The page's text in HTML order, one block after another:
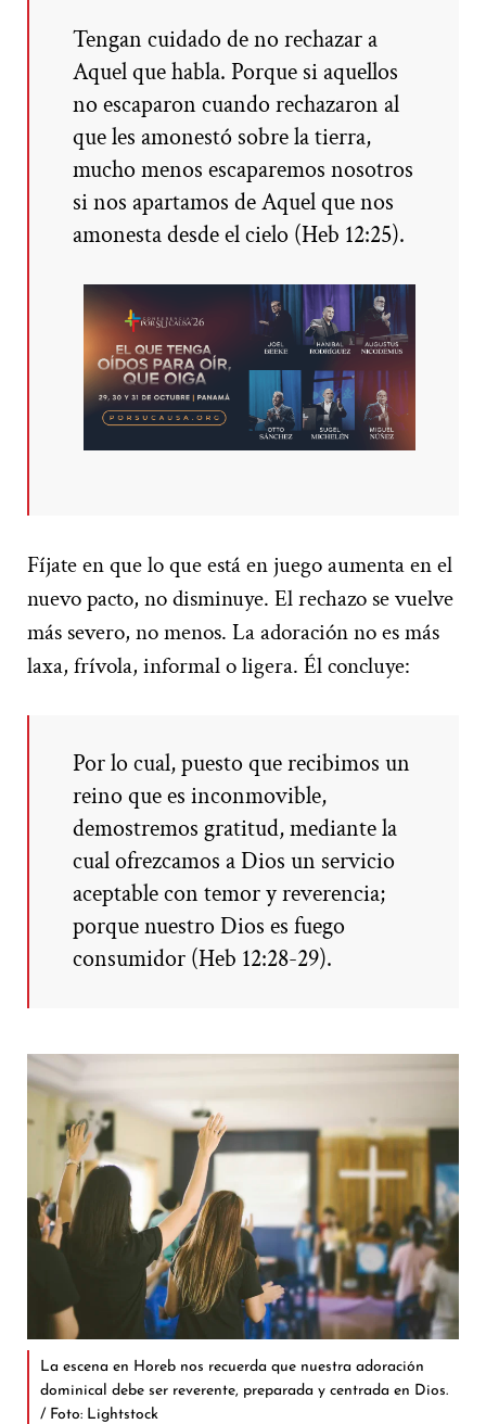
Tengan cuidado de no rechazar a
Aquel que habla. Porque si aquellos
no escaparon cuando rechazaron al
que les amonestó sobre la tierra,
mucho menos escaparemos nosotros
si nos apartamos de Aquel que nos
amonesta desde el cielo (Heb 12:25).
Fíjate en que lo que está en juego aumenta en el
nuevo pacto, no disminuye. El rechazo se vuelve
más severo, no menos. La adoración no es más
laxa, frívola, informal o ligera. Él concluye:
Por lo cual, puesto que recibimos un
reino que es inconmovible,
demostremos gratitud, mediante la
cual ofrezcamos a Dios un servicio
aceptable con temor y reverencia;
porque nuestro Dios es fuego
consumidor (Heb 12:28-29).
La escena en Horeb nos recuerda que nuestra adoración
dominical debe ser reverente, preparada y centrada en Dios.
/ Foto: Lightstock